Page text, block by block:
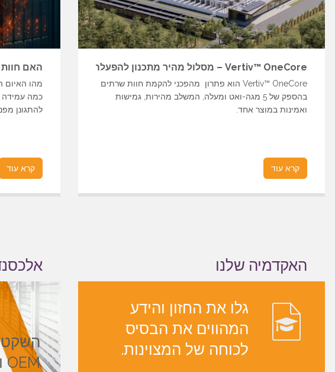
Vertiv™ OneCore – מסלול מהיר מתכנון להפעלה
Vertiv™ OneCore הוא פתרון מהפכני להקמת חוות שרתים
בהספק של 5 מגה-ואט ומעלה, המשלב מהירות, גמישות
ואמינות במוצר אחד.
קרא עוד
האם חוות
מהו האיום
כמה עמידה
להתגונן
קרא עוד
האקדמיה שלנו
גלו את החזון והידע
המהווים את הבסיס
לכוחה של המצוינות.
השקט
OEM וחדרי השרתים.